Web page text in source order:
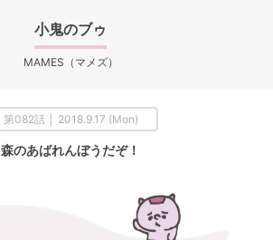
小鬼のブゥ
MAMES（マメズ）
第082話 │ 2018.9.17 (Mon)
森のあばれんぼうだぞ！